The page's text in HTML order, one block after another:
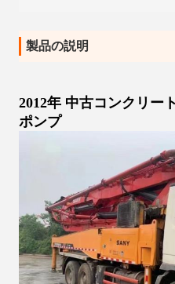
製品の説明
2012年 中古コンクリー
ポンプ